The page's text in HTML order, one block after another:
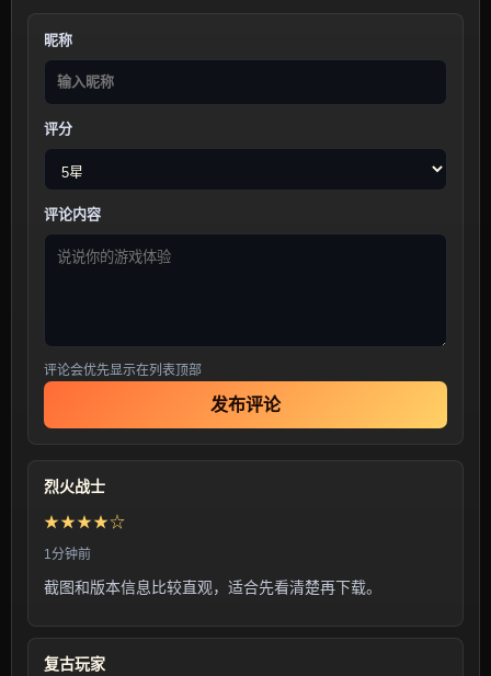
昵称
评分
评论内容
评论会优先显示在列表顶部
发布评论
烈火战士
★★★★☆
1分钟前
截图和版本信息比较直观，适合先看清楚再下载。
复古玩家